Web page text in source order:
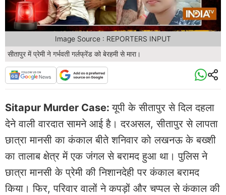
सीतापुर में प्रेमी ने गर्भवती गर्लफ्रेंड को बेरहमी से मारा।
Image Source : REPORTERS INPUT
Sitapur Murder Case:यूपी के सीतापुर से दिल दहला
देने वाली वारदात सामने आई है। दरअसल, सीतापुर से लापता
छात्रा मानसी का कंकाल बीते शनिवार को लखनऊ के बख्शी
का तालाब क्षेत्र में एक जंगल से बरामद हुआ था। पुलिस ने
छात्रा मानसी के प्रेमी की निशानदेही पर कंकाल बरामद
किया। फिर, परिवार वालों ने कपड़ों और चप्पल से कंकाल की